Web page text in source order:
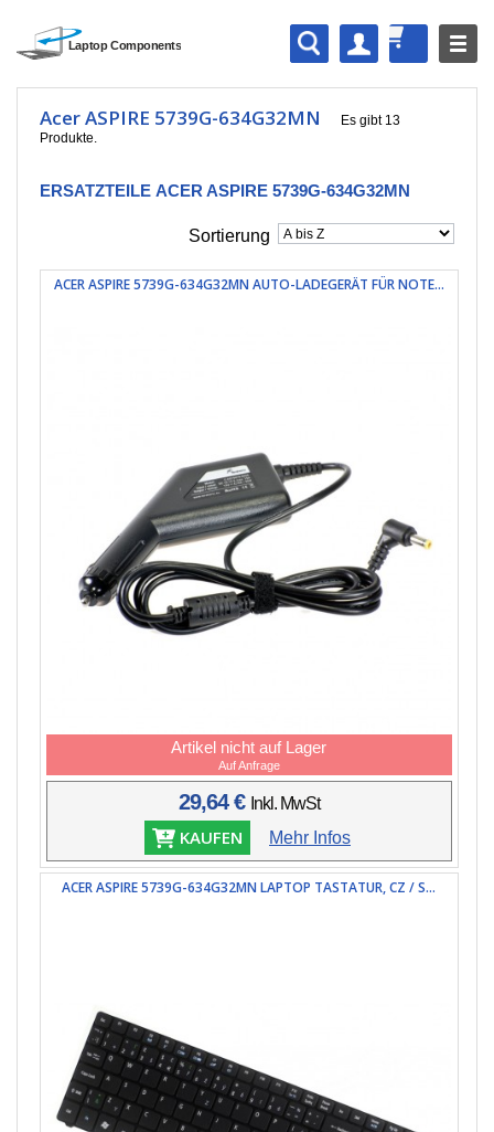
Acer ASPIRE 5739G-634G32MN
Es gibt 13
Produkte.
ERSATZTEILE ACER ASPIRE 5739G-634G32MN
Sortierung
ACER ASPIRE 5739G-634G32MN AUTO-LADEGERÄT FÜR NOTE...
Artikel nicht auf Lager
Auf Anfrage
29,64 € Inkl. MwSt
KAUFEN Mehr Infos
ACER ASPIRE 5739G-634G32MN LAPTOP TASTATUR, CZ / S...